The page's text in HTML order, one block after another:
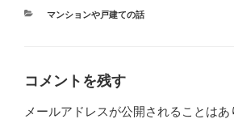
カ
ー
マンションや戸建ての話
コメントを残す
メールアドレスが公開されることはあ